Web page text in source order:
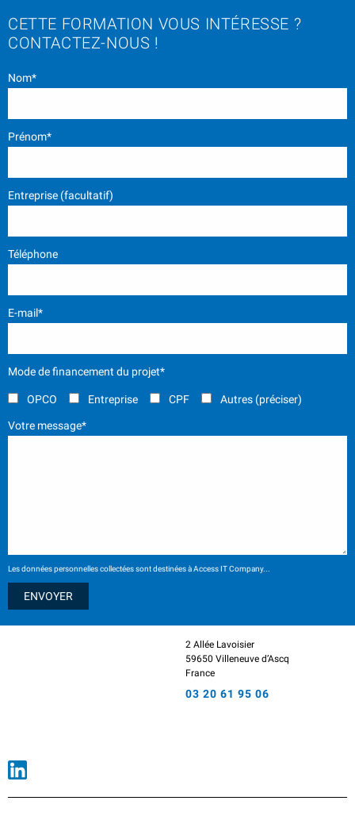
CETTE FORMATION VOUS INTÉRESSE ?
CONTACTEZ-NOUS !
Nom*
Prénom*
Entreprise (facultatif)
Téléphone
E-mail*
Mode de financement du projet*
OPCO Entreprise CPF Autres (préciser)
Votre message*
Les données personnelles collectées sont destinées à Access IT Company...
2 Allée Lavoisier
59650 Villeneuve d’Ascq
France
03 20 61 95 06